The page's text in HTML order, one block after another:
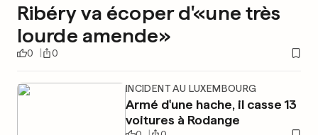
Ribéry va écoper d'«une très
lourde amende»
0 0
INCIDENT AU LUXEMBOURG
Armé d'une hache, il casse 13
voitures à Rodange